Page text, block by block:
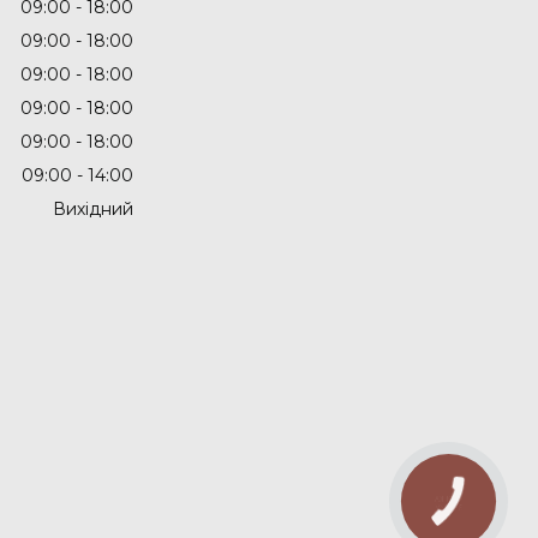
09:00
18:00
09:00
18:00
09:00
18:00
09:00
18:00
09:00
18:00
09:00
14:00
Вихідний